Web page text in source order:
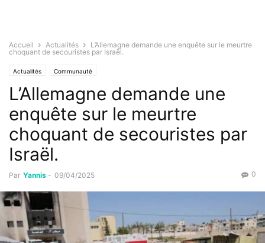
Accueil Actualités
L’Allemagne demande une enquête sur le meurtre
choquant de secouristes par Israël.
Actualités Communauté
L’Allemagne demande une
enquête sur le meurtre
choquant de secouristes par
Israël.
Par Yannis - 09/04/2025 0